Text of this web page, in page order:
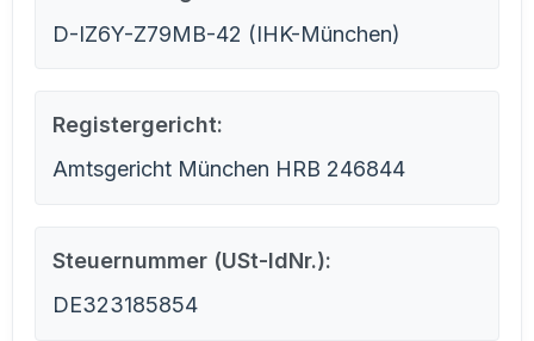
D-IZ6Y-Z79MB-42 (IHK-München)
Registergericht:
Amtsgericht München HRB 246844
Steuernummer (USt-IdNr.):
DE323185854